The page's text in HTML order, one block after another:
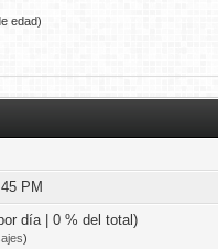
edad)
PM
día | 0 % del total)
)